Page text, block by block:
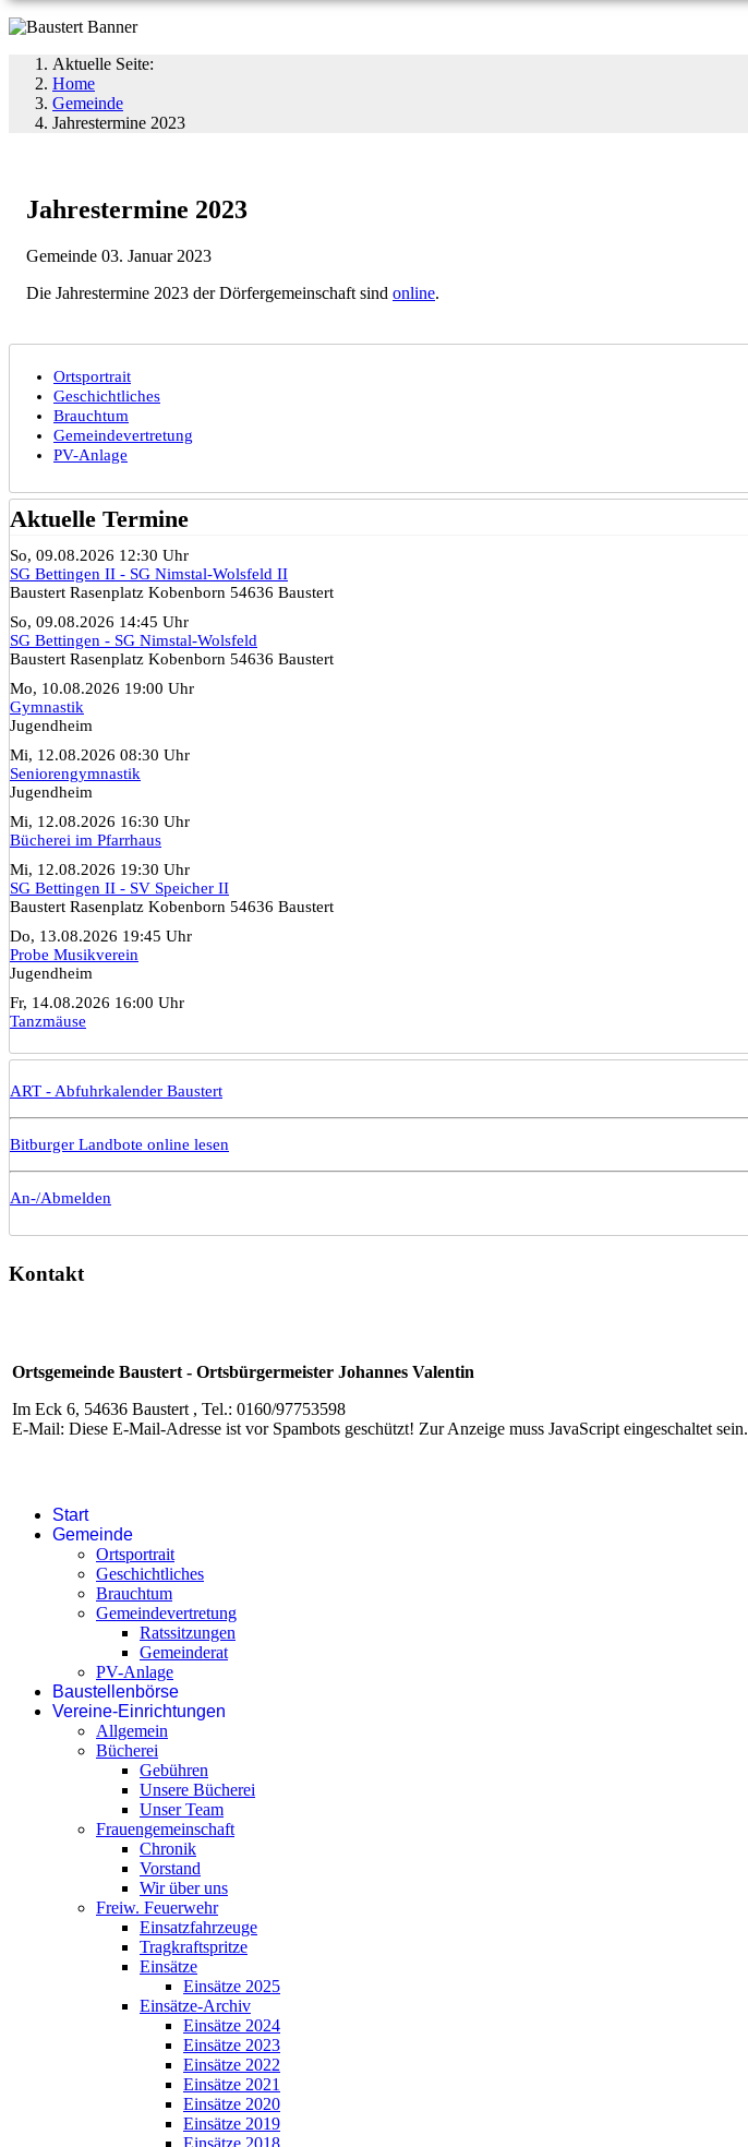
Aktuelle Seite:
Home
Gemeinde
Jahrestermine 2023
Jahrestermine 2023
Gemeinde 03. Januar 2023
Die Jahrestermine 2023 der Dörfergemeinschaft sind online.
Ortsportrait
Geschichtliches
Brauchtum
Gemeindevertretung
PV-Anlage
Aktuelle Termine
So, 09.08.2026 12:30 Uhr
SG Bettingen II - SG Nimstal-Wolsfeld II
Baustert Rasenplatz Kobenborn 54636 Baustert
So, 09.08.2026 14:45 Uhr
SG Bettingen - SG Nimstal-Wolsfeld
Baustert Rasenplatz Kobenborn 54636 Baustert
Mo, 10.08.2026 19:00 Uhr
Gymnastik
Jugendheim
Mi, 12.08.2026 08:30 Uhr
Seniorengymnastik
Jugendheim
Mi, 12.08.2026 16:30 Uhr
Bücherei im Pfarrhaus
Mi, 12.08.2026 19:30 Uhr
SG Bettingen II - SV Speicher II
Baustert Rasenplatz Kobenborn 54636 Baustert
Do, 13.08.2026 19:45 Uhr
Probe Musikverein
Jugendheim
Fr, 14.08.2026 16:00 Uhr
Tanzmäuse
ART - Abfuhrkalender Baustert
Bitburger Landbote online lesen
An-/Abmelden
Kontakt
Ortsgemeinde Baustert - Ortsbürgermeister Johannes Valentin
Im Eck 6, 54636 Baustert , Tel.: 0160/97753598
E-Mail: Diese E-Mail-Adresse ist vor Spambots geschützt! Zur Anzeige muss JavaScript eingeschaltet sein.
Start
Gemeinde
Ortsportrait
Geschichtliches
Brauchtum
Gemeindevertretung
Ratssitzungen
Gemeinderat
PV-Anlage
Baustellenbörse
Vereine-Einrichtungen
Allgemein
Bücherei
Gebühren
Unsere Bücherei
Unser Team
Frauengemeinschaft
Chronik
Vorstand
Wir über uns
Freiw. Feuerwehr
Einsatzfahrzeuge
Tragkraftspritze
Einsätze
Einsätze 2025
Einsätze-Archiv
Einsätze 2024
Einsätze 2023
Einsätze 2022
Einsätze 2021
Einsätze 2020
Einsätze 2019